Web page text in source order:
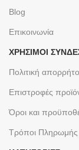
Blog
Επικοινωνία
ΧΡΉΣΙΜΟΙ
Πολιτική
Επιστροφές
Όροι και
Τρόποι Πληρωμής